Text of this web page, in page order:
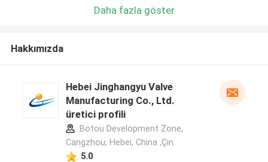
Daha fazla göster
Hakkımızda
Hebei Jinghangyu Valve
Manufacturing Co., Ltd.
üretici profili
Botou Development Zone,
Cangzhou, Hebei, China ,Çin
5.0